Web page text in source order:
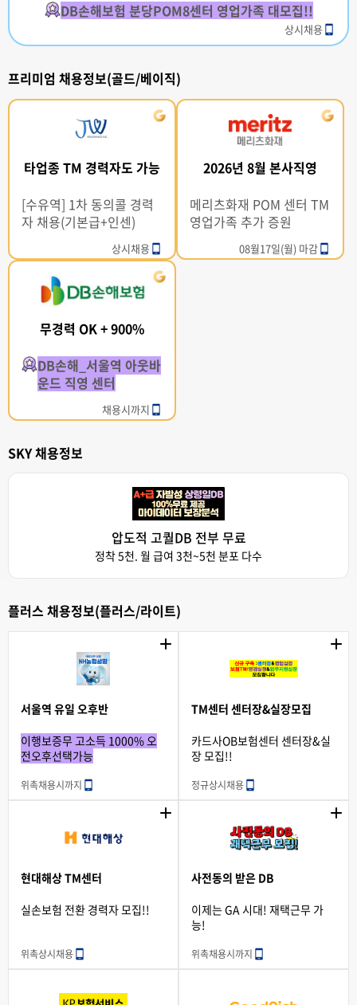
DB손해보험 분당POM8센터 영업가족 대모집!!
상시채용
프리미엄 채용정보(골드/베이직)
타업종 TM 경력자도 가능
[수유역] 1차 동의콜 경력
자 채용(기본급+인센)
상시채용
2026년 8월 본사직영
메리츠화재 POM 센터 TM
영업가족 추가 증원
08월17일(월) 마감
무경력 OK + 900%
DB손해_서울역 아웃바
운드 직영 센터
채용시까지
SKY 채용정보
압도적 고퀄DB 전부 무료
정착 5천. 월 급여 3천~5천 분포 다수
플러스 채용정보(플러스/라이트)
서울역 유일 오후반
이행보증무 고소득 1000% 오
전오후선택가능
위촉채용시까지
TM센터 센터장&실장모집
카드사OB보험센터 센터장&실
장 모집!!
정규상시채용
현대해상 TM센터
실손보험 전환 경력자 모집!!
위촉상시채용
사전동의 받은 DB
이제는 GA 시대! 재택근무 가
능!
위촉채용시까지